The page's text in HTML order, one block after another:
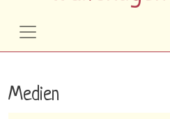
Medien